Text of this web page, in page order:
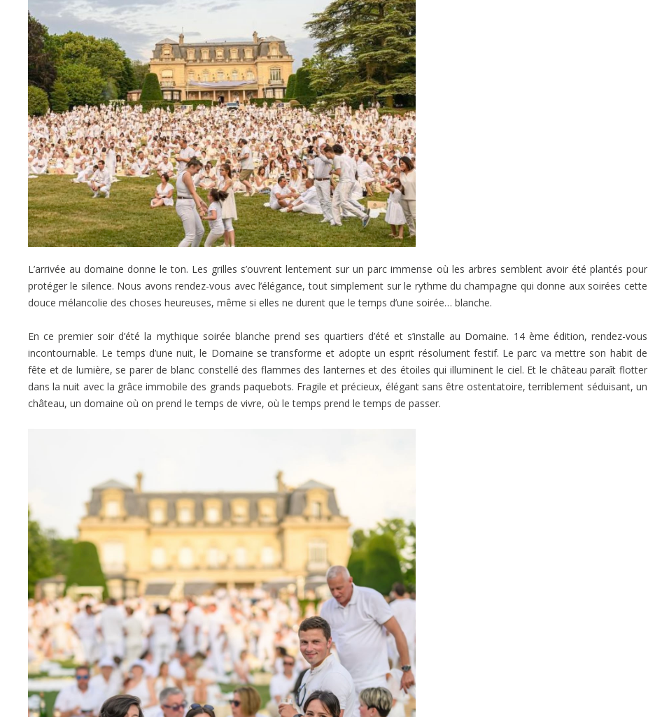
L’arrivée au domaine donne le ton. Les grilles s’ouvrent lentement sur un parc immense où les arbres semblent avoir été plantés pour
protéger le silence. Nous avons rendez-vous avec l’élégance, tout simplement sur le rythme du champagne qui donne aux soirées cette
douce mélancolie des choses heureuses, même si elles ne durent que le temps d’une soirée… blanche.
En ce premier soir d’été la mythique soirée blanche prend ses quartiers d’été et s’installe au Domaine. 14 ème édition, rendez-vous
incontournable. Le temps d’une nuit, le Domaine se transforme et adopte un esprit résolument festif. Le parc va mettre son habit de
fête et de lumière, se parer de blanc constellé des flammes des lanternes et des étoiles qui illuminent le ciel. Et le château paraît flotter
dans la nuit avec la grâce immobile des grands paquebots. Fragile et précieux, élégant sans être ostentatoire, terriblement séduisant, un
château, un domaine où on prend le temps de vivre, où le temps prend le temps de passer.